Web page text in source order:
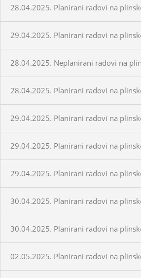
28.04.2025. Planirani radovi na
29.04.2025. Planirani radovi na
28.04.2025. Neplanirani radovi na
28.04.2025. Planirani radovi na
29.04.2025. Planirani radovi na
29.04.2025. Planirani radovi na
29.04.2025. Planirani radovi na
30.04.2025. Planirani radovi na
30.04.2025. Planirani radovi na
02.05.2025. Planirani radovi na